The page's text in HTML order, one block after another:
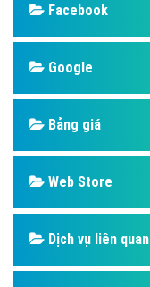
Facebook
Google
Bảng giá
Web Store
Dịch vụ liên quan